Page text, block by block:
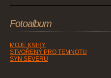
Fotoalbum
MOJE KNIHY
STVOŘENÝ PRO TEMNOTU
SYN SEVERU